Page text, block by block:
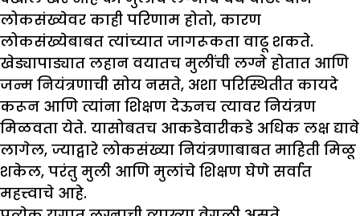
लोकसंख्येवर काही परिणाम होतो, कारण
लोकसंख्येबाबत त्यांच्यात जागरूकता वाढू शकते.
खेड्यापाड्यात लहान वयातच मुलींची लग्ने होतात आणि
जन्म नियंत्रणाची सोय नसते, अशा परिस्थितीत कायदे
करून आणि त्यांना शिक्षण देऊनच त्यावर नियंत्रण
मिळवता येते. यासोबतच आकडेवारीकडे अधिक लक्ष द्यावे
लागेल, ज्याद्वारे लोकसंख्या नियंत्रणाबाबत माहिती मिळू
शकेल, परंतु मुली आणि मुलांचे शिक्षण घेणे सर्वात
महत्त्वाचे आहे.